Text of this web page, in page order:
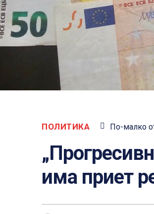
ПОЛИТИКА По-малко
има приет